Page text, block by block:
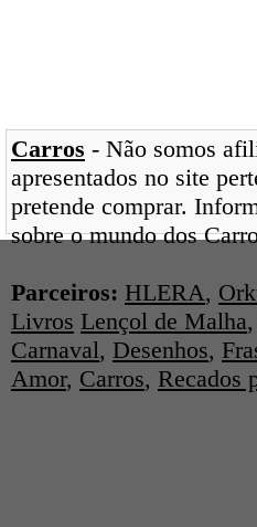
Carros - Não somos
apresentados no site
pretende comprar.
sobre o mundo dos
Parceiros: HLERA,
Livros Lençol de Malha,
Carnaval, Desenhos,
Amor, Carros, Recados